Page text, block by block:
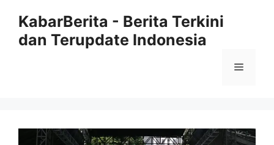
KabarBerita - Berita Terkini
dan Terupdate Indonesia
Menu